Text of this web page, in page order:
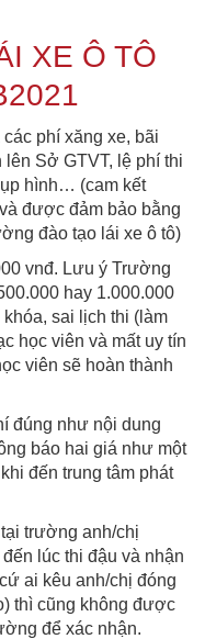
XE Ô TÔ
phí xăng xe, bãi
Sở GTVT, lệ phí thi
hình… (cam kết
được đảm bảo bằng
đào tạo lái xe ô tô)
vnđ. Lưu ý Trường
hay 1.000.000
sai lịch thi (làm
học viên và mất uy tín
viên sẽ hoàn thành
đúng như nội dung
báo hai giá như một
đến trung tâm phát
trường anh/chị
lúc thi đậu và nhận
ai kêu anh/chị đóng
thì cũng không được
để xác nhận.